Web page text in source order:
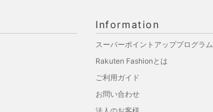
Information
スーパーポイントアッププログラム
Rakuten Fashionとは
ご利用ガイド
お問い合わせ